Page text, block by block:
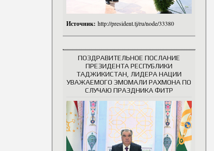
Источник: http://president.tj/ru/node/33380
ПОЗДРАВИТЕЛЬНОЕ ПОСЛАНИЕ
ПРЕЗИДЕНТА РЕСПУБЛИКИ
ТАДЖИКИСТАН, ЛИДЕРА НАЦИИ
УВАЖАЕМОГО ЭМОМАЛИ РАХМОНА ПО
СЛУЧАЮ ПРАЗДНИКА ФИТР